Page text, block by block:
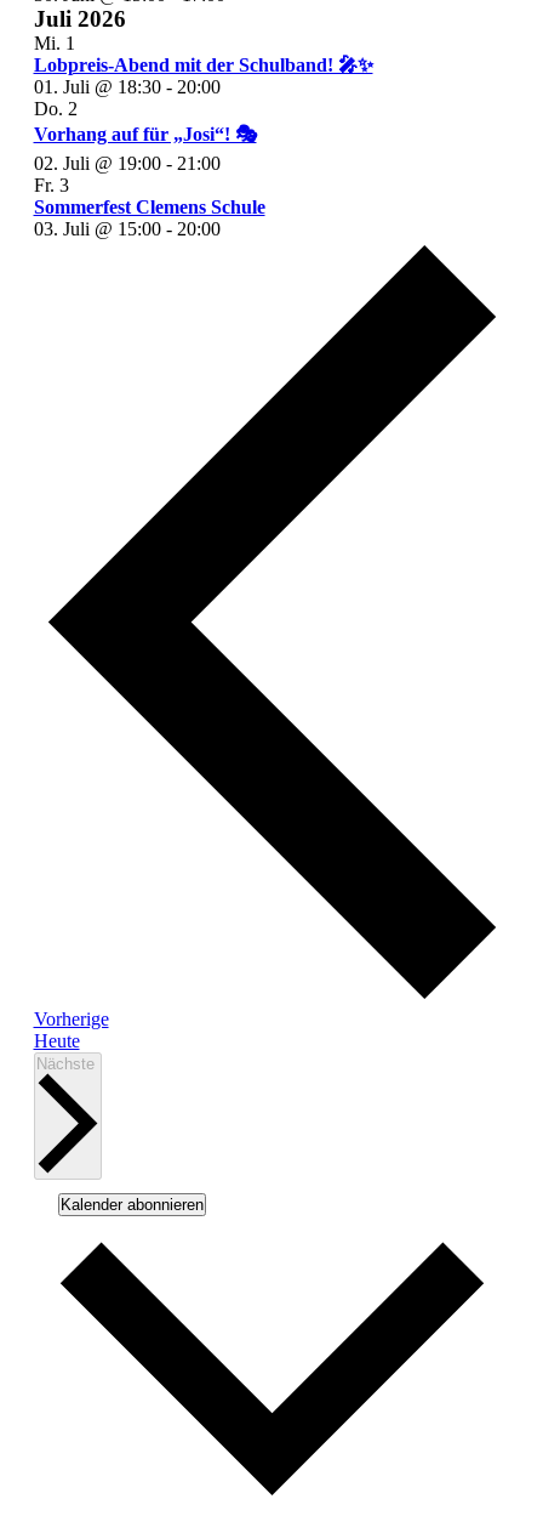
Juli 2026
Mi. 1
Lobpreis-Abend mit der Schulband! 🎤✨
01. Juli @ 18:30- 20:00
Do. 2
Vorhang auf für „Josi“! 🎭
02. Juli @ 19:00- 21:00
Fr. 3
Sommerfest Clemens Schule
03. Juli @ 15:00- 20:00
VorherigeVeranstaltungen
Heute
Nächste
Kalender abonnieren